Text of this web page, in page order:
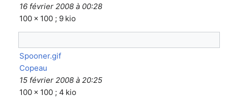
16 février 2008 à 00:28
100 × 100 ; 9 kio
Spooner.gif
Copeau
15 février 2008 à 20:25
100 × 100 ; 4 kio